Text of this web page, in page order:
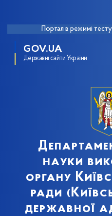
Портал в режимі
GOV.UA
Державні сайти України
науки
органу
ради
державної